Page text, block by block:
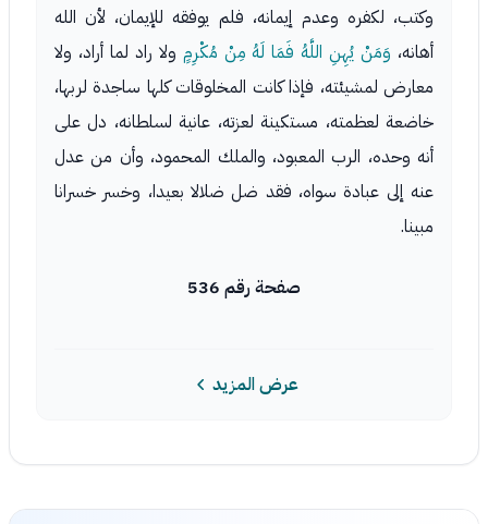
وكتب، لكفره وعدم إيمانه، فلم يوفقه للإيمان، لأن الله
أهانه، وَمَنْ يُهِنِ اللَّهُ فَمَا لَهُ مِنْ مُكْرِمٍ ولا راد لما أراد، ولا
معارض لمشيئته، فإذا كانت المخلوقات كلها ساجدة لربها،
خاضعة لعظمته، مستكينة لعزته، عانية لسلطانه، دل على
أنه وحده، الرب المعبود، والملك المحمود، وأن من عدل
عنه إلى عبادة سواه، فقد ضل ضلالا بعيدا، وخسر خسرانا
مبينا.
صفحة رقم 536
عرض المزيد